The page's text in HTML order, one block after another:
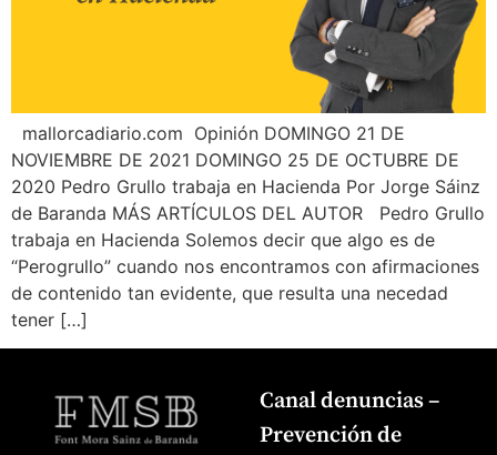
mallorcadiario.com Opinión DOMINGO 21 DE
NOVIEMBRE DE 2021 DOMINGO 25 DE OCTUBRE DE
2020 Pedro Grullo trabaja en Hacienda Por Jorge Sáinz
de Baranda MÁS ARTÍCULOS DEL AUTOR Pedro Grullo
trabaja en Hacienda Solemos decir que algo es de
“Perogrullo” cuando nos encontramos con afirmaciones
de contenido tan evidente, que resulta una necedad
tener […]
Canal denuncias –
Prevención de